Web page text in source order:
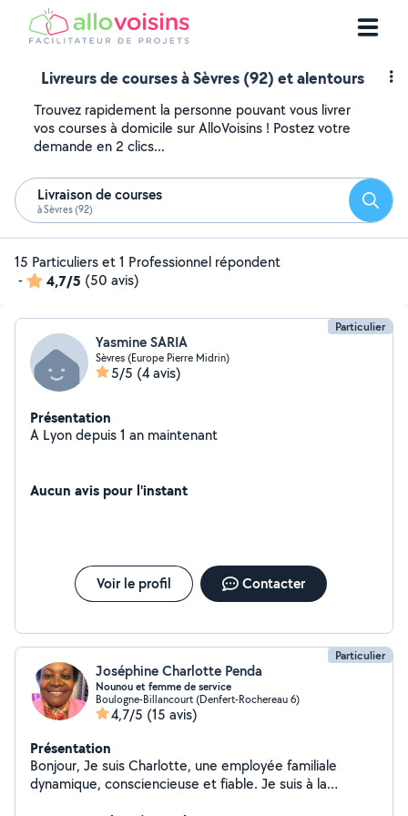
Livreurs de courses à Sèvres (92) et alentours
Trouvez rapidement la personne pouvant vous livrer
vos courses à domicile sur AlloVoisins ! Postez votre
demande en 2 clics...
Livraison de courses
à Sèvres (92)
15 Particuliers et 1 Professionnel répondent
-
4,7/5 (50 avis)
Particulier
Yasmine SARIA
Sèvres (Europe Pierre Midrin)
5/5 (4 avis)
Présentation
A Lyon depuis 1 an maintenant
Aucun avis pour l'instant
Voir le profil Contacter
Particulier
Joséphine Charlotte Penda
Nounou et femme de service
Boulogne-Billancourt (Denfert-Rochereau 6)
4,7/5 (15 avis)
Présentation
Bonjour, Je suis Charlotte, une employée familiale
dynamique, consciencieuse et fiable. Je suis à la